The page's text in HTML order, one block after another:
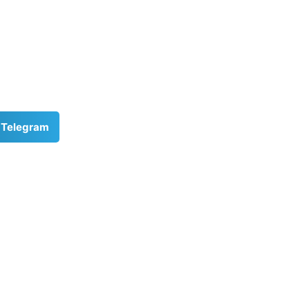
Telegram